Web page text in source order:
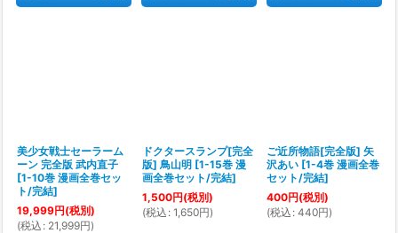
美少女戦士セーラーム
ーン 完全版 武内直子
[1-10巻 漫画全巻セッ
ト/完結]
19,999円(税別)
(税込 : 21,999円)
ドクタースランプ[完全
版] 鳥山明 [1-15巻 漫
画全巻セット/完結]
1,500円(税別)
(税込 : 1,650円)
ご近所物語[完全版] 矢
沢あい [1-4巻 漫画全巻
セット/完結]
400円(税別)
(税込 : 440円)